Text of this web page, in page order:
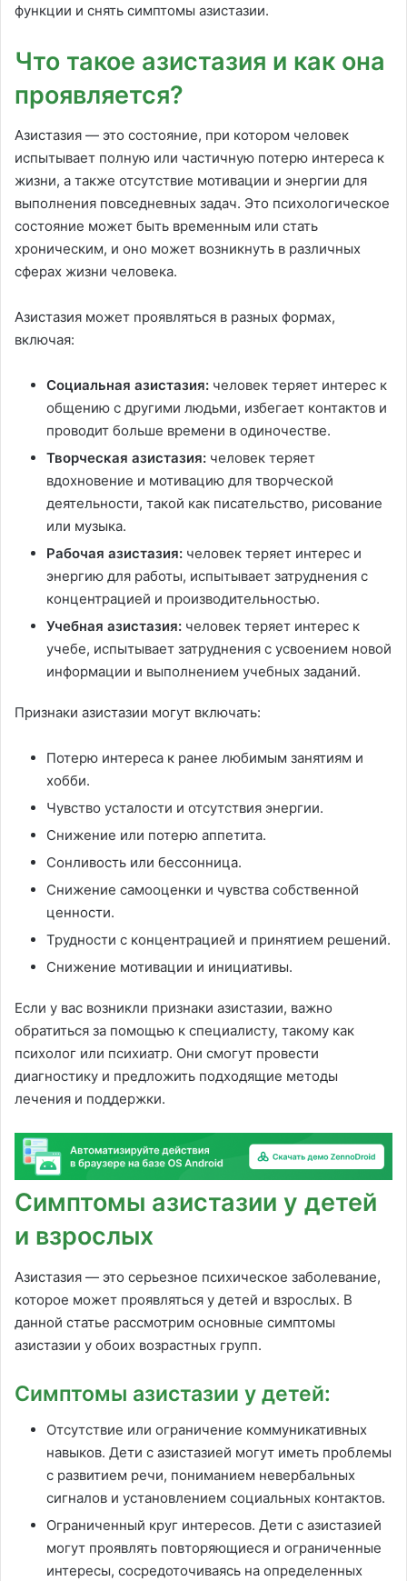
функции и снять симптомы азистазии.
Что такое азистазия и как она
проявляется?
Азистазия — это состояние, при котором человек
испытывает полную или частичную потерю интереса к
жизни, а также отсутствие мотивации и энергии для
выполнения повседневных задач. Это психологическое
состояние может быть временным или стать
хроническим, и оно может возникнуть в различных
сферах жизни человека.
Азистазия может проявляться в разных формах,
включая:
Социальная азистазия: человек теряет интерес к
общению с другими людьми, избегает контактов и
проводит больше времени в одиночестве.
Творческая азистазия: человек теряет
вдохновение и мотивацию для творческой
деятельности, такой как писательство, рисование
или музыка.
Рабочая азистазия: человек теряет интерес и
энергию для работы, испытывает затруднения с
концентрацией и производительностью.
Учебная азистазия: человек теряет интерес к
учебе, испытывает затруднения с усвоением новой
информации и выполнением учебных заданий.
Признаки азистазии могут включать:
Потерю интереса к ранее любимым занятиям и
хобби.
Чувство усталости и отсутствия энергии.
Снижение или потерю аппетита.
Сонливость или бессонница.
Снижение самооценки и чувства собственной
ценности.
Трудности с концентрацией и принятием решений.
Снижение мотивации и инициативы.
Если у вас возникли признаки азистазии, важно
обратиться за помощью к специалисту, такому как
психолог или психиатр. Они смогут провести
диагностику и предложить подходящие методы
лечения и поддержки.
Симптомы азистазии у детей
и взрослых
Азистазия — это серьезное психическое заболевание,
которое может проявляться у детей и взрослых. В
данной статье рассмотрим основные симптомы
азистазии у обоих возрастных групп.
Симптомы азистазии у детей:
Отсутствие или ограничение коммуникативных
навыков. Дети с азистазией могут иметь проблемы
с развитием речи, пониманием невербальных
сигналов и установлением социальных контактов.
Ограниченный круг интересов. Дети с азистазией
могут проявлять повторяющиеся и ограниченные
интересы, сосредоточиваясь на определенных